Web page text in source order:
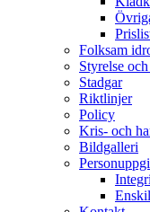
Folksam
Styrelse
Stadgar
Riktlinjer
Policy
Kris- och
Bildgalleri